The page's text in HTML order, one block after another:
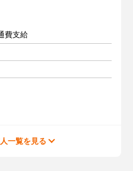
費支給
一覧を見る